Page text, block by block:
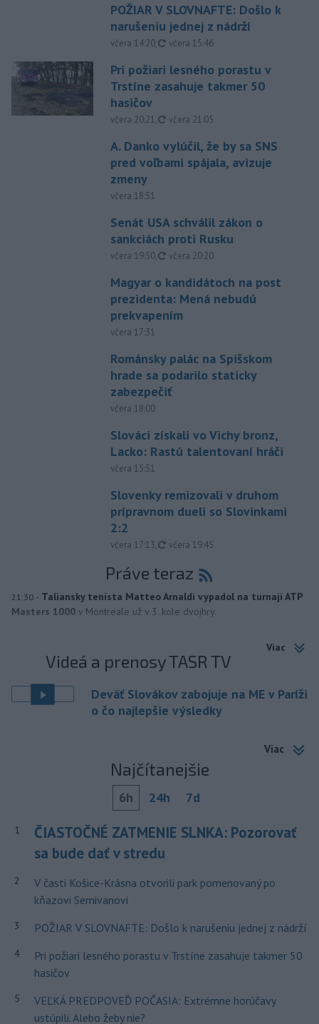
POŽIAR V SLOVNAFTE: Došlo k
narušeniu jednej z nádrží
včera 14:20, aktualizované
včera 15:46
Pri požiari lesného porastu v
Trstíne zasahuje takmer 50
hasičov
včera 20:21, aktualizované
včera 21:05
A. Danko vylúčil, že by sa SNS
pred voľbami spájala, avizuje
zmeny
včera 18:51
Senát USA schválil zákon o
sankciách proti Rusku
včera 19:50, aktualizované
včera 20:20
Magyar o kandidátoch na post
prezidenta: Mená nebudú
prekvapením
včera 17:31
Románsky palác na Spišskom
hrade sa podarilo staticky
zabezpečiť
včera 18:00
Slováci získali vo Vichy bronz,
Lacko: Rastú talentovaní hráči
včera 15:51
Slovenky remizovali v druhom
prípravnom dueli so Slovinkami
2:2
včera 17:13, aktualizované
včera 19:45
Práve teraz
21:30 - Taliansky tenista Matteo Arnaldi vypadol na turnaji ATP
Masters 1000 v Montreale už v 3. kole dvojhry.
Viac
Videá a prenosy TASR TV
Deväť Slovákov zabojuje na ME v Paríži
o čo najlepšie výsledky
Viac
Najčítanejšie
6h 24h 7d
1
ČIASTOČNÉ ZATMENIE SLNKA: Pozorovať
sa bude dať v stredu
2
V časti Košice-Krásna otvorili park pomenovaný po
kňazovi Semivanovi
3 POŽIAR V SLOVNAFTE: Došlo k narušeniu jednej z nádrží
4
Pri požiari lesného porastu v Trstíne zasahuje takmer 50
hasičov
5
VEĽKÁ PREDPOVEĎ POČASIA: Extrémne horúčavy
ustúpili. Alebo žeby nie?